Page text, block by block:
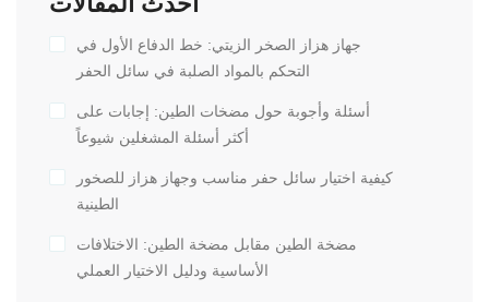
جهاز هزاز الصخر الزيتي: خط الدفاع الأول في
التحكم بالمواد الصلبة في سائل الحفر
أسئلة وأجوبة حول مضخات الطين: إجابات على
أكثر أسئلة المشغلين شيوعاً
كيفية اختيار سائل حفر مناسب وجهاز هزاز للصخور
الطينية
مضخة الطين مقابل مضخة الطين: الاختلافات
الأساسية ودليل الاختيار العملي